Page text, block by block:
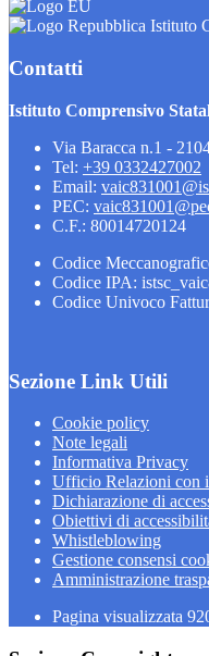
Istituto
Contatti
Istituto Comprensivo
Via Baracca n.1 -
Tel: +39 0332427002
Email:
PEC:
C.F.: 80014720124
Codice
Codice IPA:
Codice Univoco
Sezione Link Utili
Cookie policy
Note legali
Informativa Privacy
Ufficio Relazioni con
Dichiarazione di
Obiettivi di
Whistleblowing
Gestione consensi
Amministrazione
Pagina visualizzata